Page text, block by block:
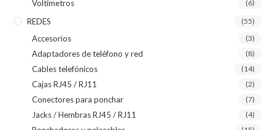
Voltímetros (6)
REDES (55)
Accesorios (3)
Adaptadores de teléfono y red (8)
Cables telefónicos (14)
Cajas RJ45 / RJ11 (2)
Conectores para ponchar (7)
Jacks / Hembras RJ45 / RJ11 (4)